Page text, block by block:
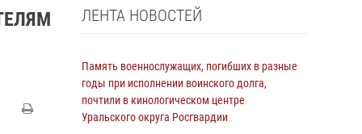
ЛЕНТА НОВОСТЕЙ
Память военнослужащих, погибших в разные
годы при исполнении воинского долга,
почтили в кинологическом центре
Уральского округа Росгвардии